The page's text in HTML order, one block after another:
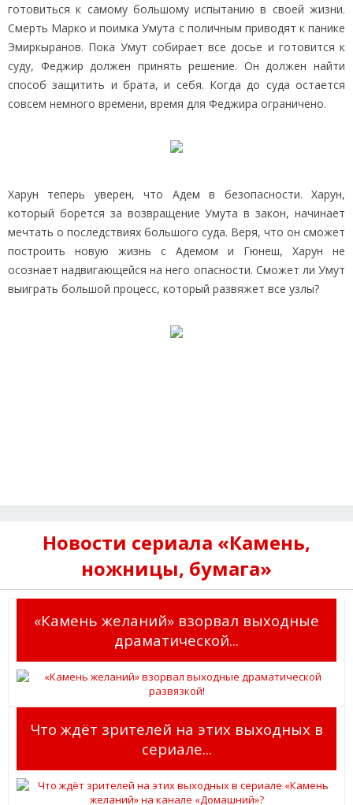
готовиться к самому большому испытанию в своей жизни.
Смерть Марко и поимка Умута с поличным приводят к панике
Эмиркыранов. Пока Умут собирает все досье и готовится к
суду, Феджир должен принять решение. Он должен найти
способ защитить и брата, и себя. Когда до суда остается
совсем немного времени, время для Феджира ограничено.
Харун теперь уверен, что Адем в безопасности. Харун,
который борется за возвращение Умута в закон, начинает
мечтать о последствиях большого суда. Веря, что он сможет
построить новую жизнь с Адемом и Гюнеш, Харун не
осознает надвигающейся на него опасности. Сможет ли Умут
выиграть большой процесс, который развяжет все узлы?
Новости сериала «Камень,
ножницы, бумага»
«Камень желаний» взорвал выходные
драматической...
Что ждёт зрителей на этих выходных в
сериале...